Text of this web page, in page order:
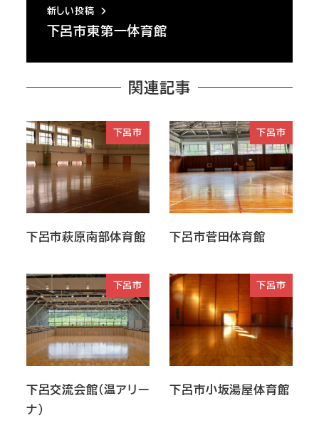
新しい投稿
下呂市東第一体育館
関連記事
下呂市
下呂市萩原南部体育館
下呂市
下呂市菅田体育館
下呂市
下呂交流会館（温アリー
ナ）
下呂市
下呂市小坂湯屋体育館